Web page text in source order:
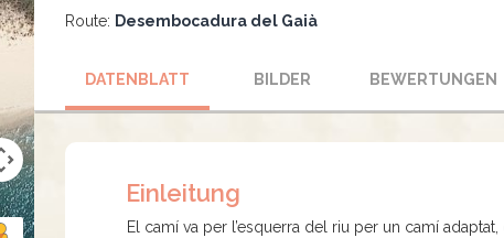
Route: Desembocadura del Gaià
DATENBLATT BILDER BEWERTUNGEN
Einleitung
El camí va per l’esquerra del riu per un camí